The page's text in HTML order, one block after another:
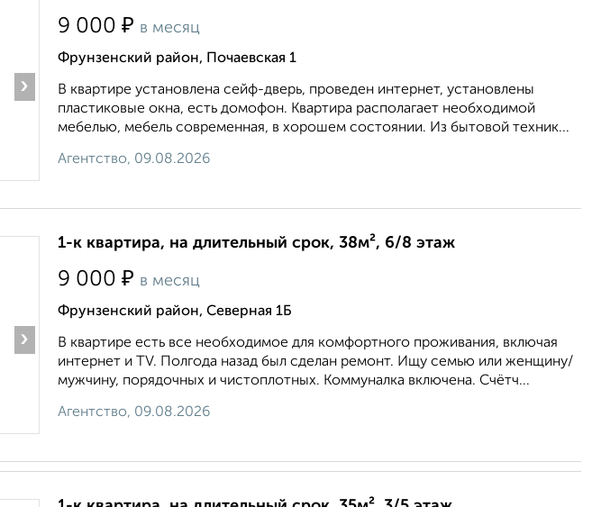
›
9 000 ₽ в месяц
Фрунзенский район, Почаевская 1
В квартире установлена сейф-дверь, проведен интернет, установлены
пластиковые окна, есть домофон. Квартира располагает необходимой
мебелью, мебель современная, в хорошем состоянии. Из бытовой техник...
Агентство, 09.08.2026
›
1-к квартира, на длительный срок, 38м², 6/8 этаж
9 000 ₽ в месяц
Фрунзенский район, Северная 1Б
В квартире есть все необходимое для комфортного проживания, включая
интернет и TV. Полгода назад был сделан ремонт. Ищу семью или женщину/
мужчину, порядочных и чистоплотных. Коммуналка включена. Счётч...
Агентство, 09.08.2026